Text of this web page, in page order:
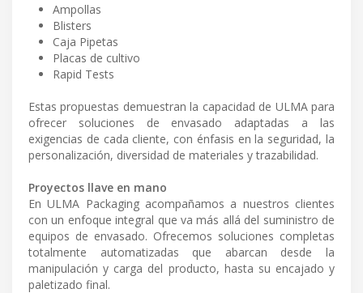
Ampollas
Blisters
Caja Pipetas
Placas de cultivo
Rapid Tests
Estas propuestas demuestran la capacidad de ULMA para
ofrecer soluciones de envasado adaptadas a las
exigencias de cada cliente, con énfasis en la seguridad, la
personalización, diversidad de materiales y trazabilidad.
Proyectos llave en mano
En ULMA Packaging acompañamos a nuestros clientes
con un enfoque integral que va más allá del suministro de
equipos de envasado. Ofrecemos soluciones completas
totalmente automatizadas que abarcan desde la
manipulación y carga del producto, hasta su encajado y
paletizado final.